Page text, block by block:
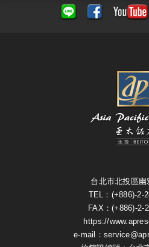
台北市北投區幽
TEL：(+886)-2-
FAX：(+886)-2-
https://
e-mail：